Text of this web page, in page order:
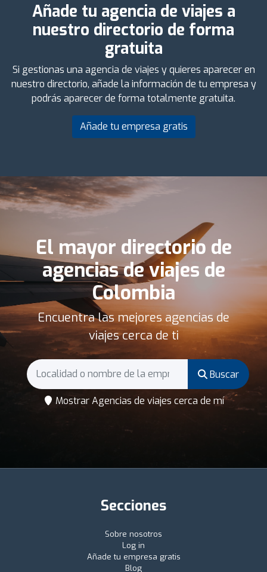
Añade tu agencia de viajes a
nuestro directorio de forma
gratuita
Si gestionas una agencia de viajes y quieres aparecer en
nuestro directorio, añade la información de tu empresa y
podrás aparecer de forma totalmente gratuita.
Añade tu empresa gratis
El mayor directorio de
agencias de viajes de
Colombia
Encuentra las mejores agencias de
viajes cerca de ti
Buscar
Mostrar Agencias de viajes cerca de mí
Secciones
Sobre nosotros
Log in
Añade tu empresa gratis
Blog